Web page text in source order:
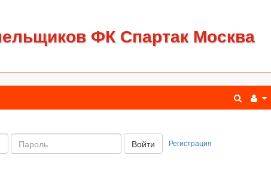
ФК Спартак Москва
Пароль: Войти Регистрация